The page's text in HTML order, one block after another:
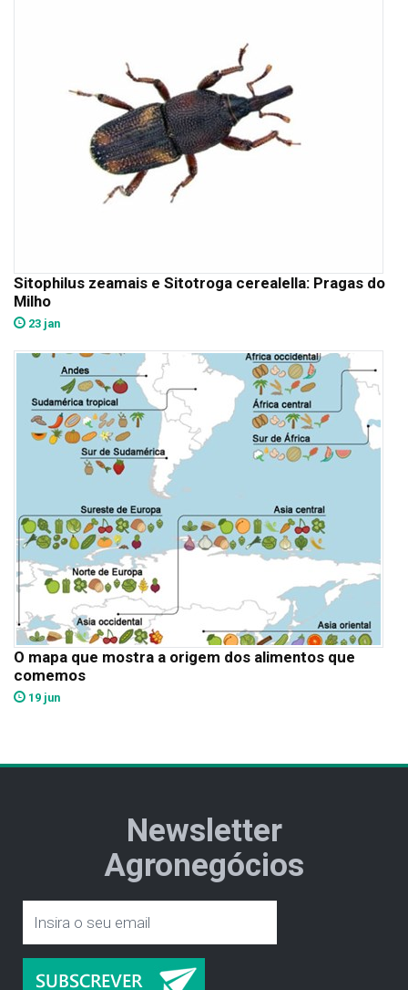
Sitophilus zeamais e Sitotroga cerealella: Pragas do
Milho
23 jan
O mapa que mostra a origem dos alimentos que
comemos
19 jun
Newsletter
Agronegócios